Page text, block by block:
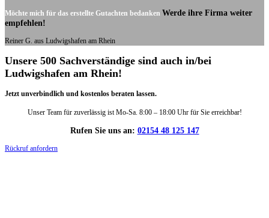
Möchte mich für das erstellte Gutachten bedanken Werde ihre Firma weiter
empfehlen!
Reiner G. aus Ludwigshafen am Rhein
Unsere 500 Sachverständige sind auch in/bei
Ludwigshafen am Rhein!
Jetzt unverbindlich und kostenlos beraten lassen.
Unser Team für zuverlässig ist Mo-Sa. 8:00 – 18:00 Uhr für Sie erreichbar!
Rufen Sie uns an: 02154 48 125 147
Rückruf anfordern